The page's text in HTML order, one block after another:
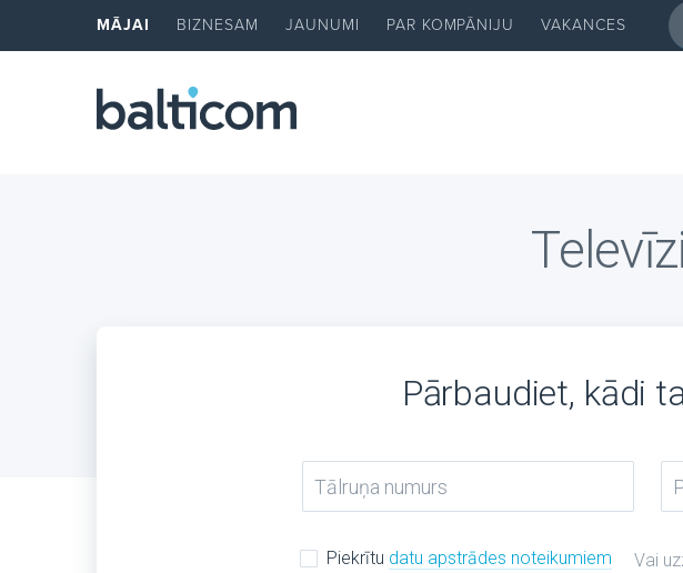
MĀJAI BIZNESAM JAUNUMI PAR KOMPĀNIJU VAKANCES
Pārbaudiet, kādi
Piekrītu datu apstrādes noteikumiem Vai